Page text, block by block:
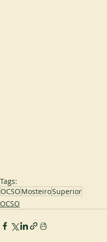
Tags:
OCSO MosteiroSuperior
OCSO